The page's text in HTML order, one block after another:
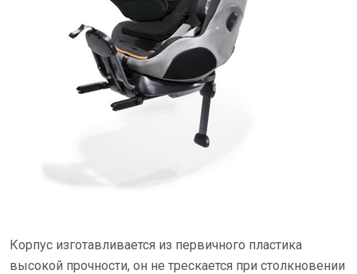
Корпус изготавливается из первичного пластика
высокой прочности, он не трескается при столкновении